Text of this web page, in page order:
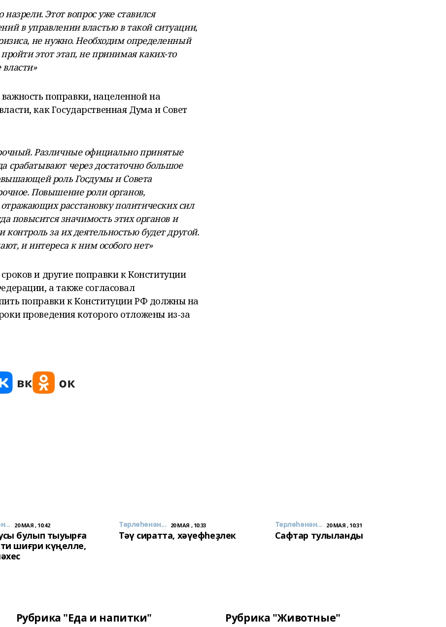
Этот вопрос уже ставился
в управлении властью в такой ситуации,
не нужно. Необходим определенный
этот этап, не принимая каких-то
поправки, нацеленной на
как Государственная Дума и Совет
Различные официально принятые
срабатывают через достаточно большое
роль Госдумы и Совета
Повышение роли органов,
расстановку политических сил
повысится значимость этих органов и
за их деятельностью будет другой.
и интереса к ним особого нет»
и другие поправки к Конституции
а также согласовал
поправки к Конституции РФ должны на
проведения которого отложены из-за
20 МАЯ , 10:42
булып тыуырға
ти шиғри күңелле,
Төрлөһөнән... 20 МАЯ , 10:33
Тәү сиратта, хәүефһеҙлек
Төрлөһөнән... 20 МАЯ , 10:31
Сафтар тулыланды
Рубрика "Еда и напитки" Рубрика "Животные"